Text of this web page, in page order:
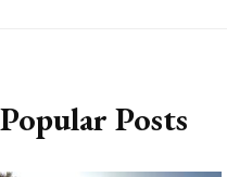
Popular Posts